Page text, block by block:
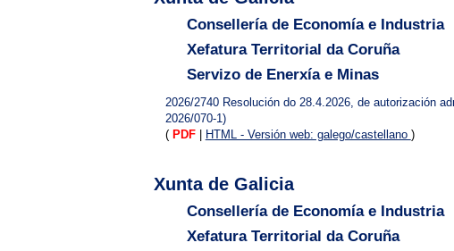
Consellería de Economía e Industria
Xefatura Territorial da Coruña
Servizo de Enerxía e Minas
2026/2740 Resolución do 28.4.2026, de autorización
2026/070-1)
( PDF HTML - Versión web: galego/castellano )
Xunta de Galicia
Consellería de Economía e Industria
Xefatura Territorial da Coruña